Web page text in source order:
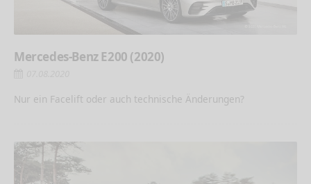
Mercedes-Benz E200 (2020)
Nur ein Facelift oder auch technische Änderungen?